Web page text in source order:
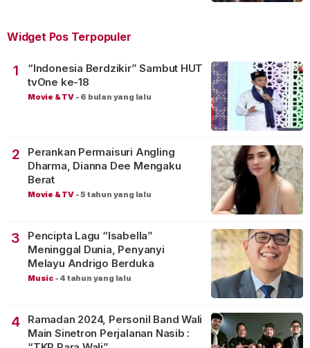
Widget Pos Terpopuler
1
“Indonesia Berdzikir” Sambut HUT
tvOne ke-18
Movie & TV - 6 bulan yang lalu
2
Perankan Permaisuri Angling
Dharma, Dianna Dee Mengaku
Berat
Movie & TV -5 tahun yang lalu
3
Pencipta Lagu “Isabella”
Meninggal Dunia, Penyanyi
Melayu Andrigo Berduka
Music - 4 tahun yang lalu
4
Ramadan 2024, Personil Band Wali
Main Sinetron Perjalanan Nasib :